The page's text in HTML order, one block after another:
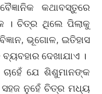
କଥାବସ୍ତୁରେ
। ଚିତ୍ର ଥିଲେ ପିଲାକୁ
ଭୂଗୋଳ, ଇତିହାସ
ଦେଖାଯାଏ ।
ଯେ ଶିଶୁମାନଙ୍କ
ସହଜ ନୁହେଁ ଚିତ୍ର ମଧ୍ୟ